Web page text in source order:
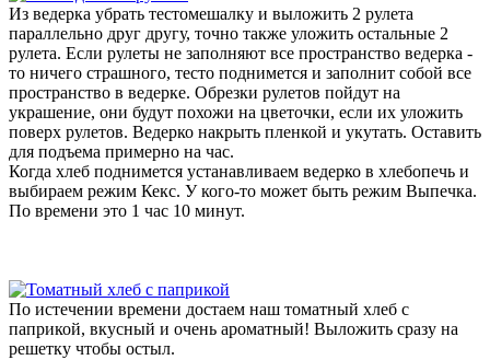
Из ведерка убрать тестомешалку и выложить 2 рулета
параллельно друг другу, точно также уложить остальные 2
рулета. Если рулеты не заполняют все пространство ведерка -
то ничего страшного, тесто поднимется и заполнит собой все
пространство в ведерке. Обрезки рулетов пойдут на
украшение, они будут похожи на цветочки, если их уложить
поверх рулетов. Ведерко накрыть пленкой и укутать. Оставить
для подъема примерно на час.
Когда хлеб поднимется устанавливаем ведерко в хлебопечь и
выбираем режим Кекс. У кого-то может быть режим Выпечка.
По времени это 1 час 10 минут.
По истечении времени достаем наш томатный хлеб с
паприкой, вкусный и очень ароматный! Выложить сразу на
решетку чтобы остыл.